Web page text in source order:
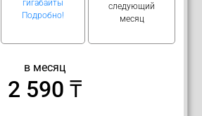
гигабайты
Подробно!
следующий
месяц
в месяц
2 590 ₸